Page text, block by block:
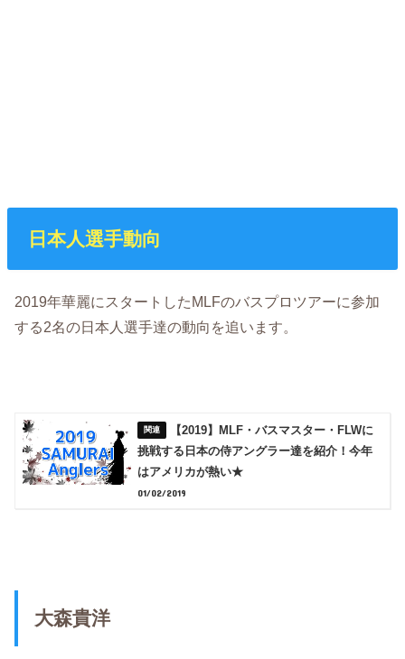
日本人選手動向
2019年華麗にスタートしたMLFのバスプロツアーに参加
する2名の日本人選手達の動向を追います。
【2019】MLF・バスマスター・FLWに
挑戦する日本の侍アングラー達を紹介！今年
はアメリカが熱い★
01/02/2019
大森貴洋